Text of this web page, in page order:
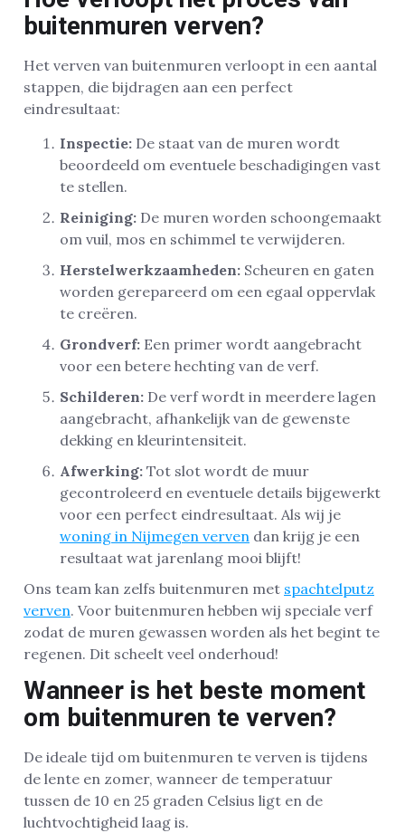
buitenmuren verven?
Het verven van buitenmuren verloopt in een aantal
stappen, die bijdragen aan een perfect
eindresultaat:
Inspectie: De staat van de muren wordt
beoordeeld om eventuele beschadigingen vast
te stellen.
Reiniging: De muren worden schoongemaakt
om vuil, mos en schimmel te verwijderen.
Herstelwerkzaamheden: Scheuren en gaten
worden gerepareerd om een egaal oppervlak
te creëren.
Grondverf: Een primer wordt aangebracht
voor een betere hechting van de verf.
Schilderen: De verf wordt in meerdere lagen
aangebracht, afhankelijk van de gewenste
dekking en kleurintensiteit.
Afwerking: Tot slot wordt de muur
gecontroleerd en eventuele details bijgewerkt
voor een perfect eindresultaat. Als wij je
woning in Nijmegen verven dan krijg je een
resultaat wat jarenlang mooi blijft!
Ons team kan zelfs buitenmuren met spachtelputz
verven. Voor buitenmuren hebben wij speciale verf
zodat de muren gewassen worden als het begint te
regenen. Dit scheelt veel onderhoud!
Wanneer is het beste moment
om buitenmuren te verven?
De ideale tijd om buitenmuren te verven is tijdens
de lente en zomer, wanneer de temperatuur
tussen de 10 en 25 graden Celsius ligt en de
luchtvochtigheid laag is.